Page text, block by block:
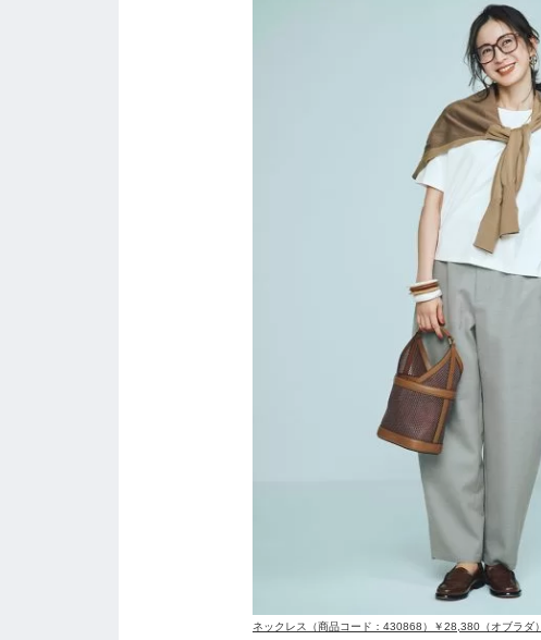
ネックレス（商品コード：430868）￥28,380（オブラダ）